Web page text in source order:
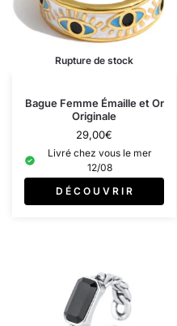
Rupture de stock
Bague Femme Émaille et Or
Originale
29,00€
Livré chez vous le mer
12/08
D É C O U V R I R